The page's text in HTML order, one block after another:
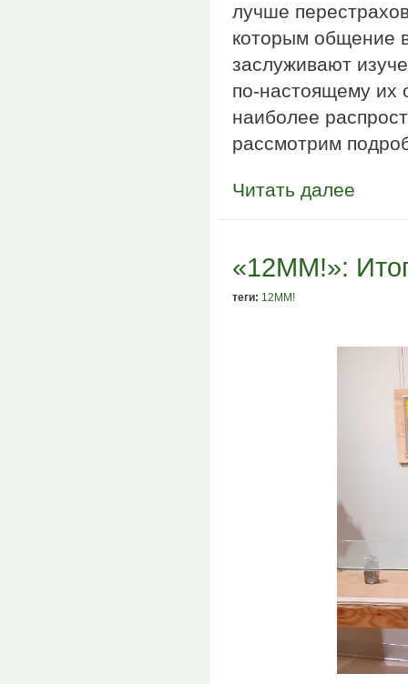
лучше
которым общение
заслуживают
по-настоящему их
наиболее
рассмотрим
Читать далее
«12ММ!»:
теги: 12ММ!